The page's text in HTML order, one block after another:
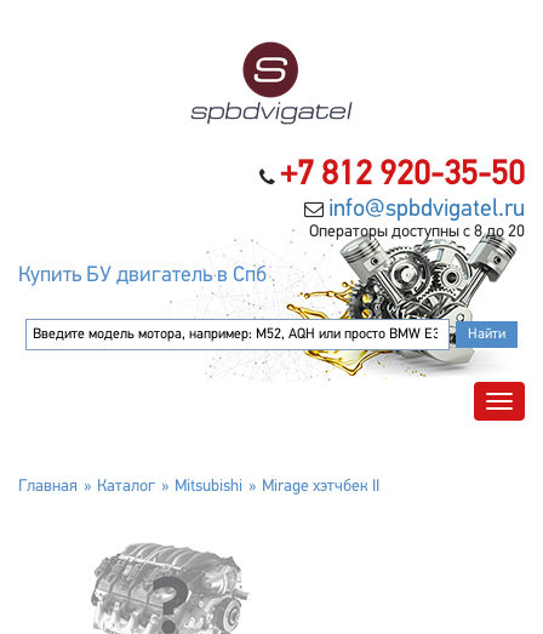
+7 812 920-35-50
info@spbdvigatel.ru
Операторы доступны с 8 до 20
Купить БУ двигатель в Спб
Главная Каталог Mitsubishi Mirage хэтчбек II